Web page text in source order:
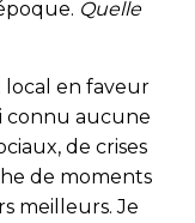
Quelle
local en faveur
connu aucune
de crises
de moments
meilleurs. Je